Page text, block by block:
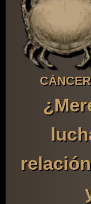
CÁNCER